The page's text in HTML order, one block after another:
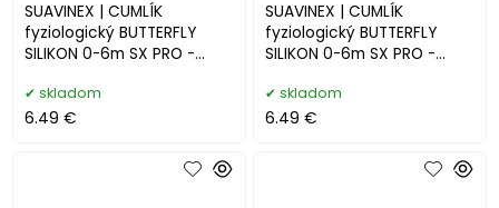
SUAVINEX | CUMLÍK
fyziologický BUTTERFLY
SILIKON 0-6m SX PRO -
skladom
6.49 €
SUAVINEX | CUMLÍK
fyziologický BUTTERFLY
SILIKON 0-6m SX PRO -
krémové
skladom
6.49 €